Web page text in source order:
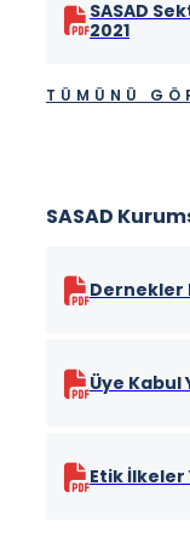
SASAD
2021
TÜMÜNÜ
SASAD
Dernekler
Üye
Etik